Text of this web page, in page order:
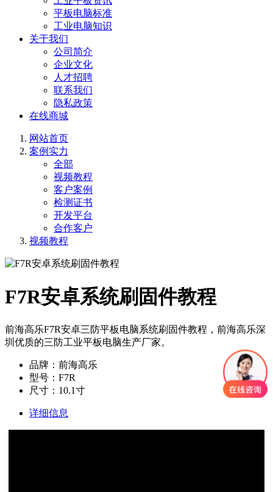
平板电脑标准
工业电脑知识
关于我们
公司简介
企业文化
人才招聘
联系我们
隐私政策
在线商城
网站首页
案例实力
全部
视频教程
客户案例
检测证书
开发平台
合作客户
视频教程
F7R安卓系统刷固件教程
前海高乐F7R安卓三防平板电脑系统刷固件教程，前海高乐深
圳优质的三防工业平板电脑生产厂家。
品牌：前海高乐
型号：F7R
尺寸：10.1寸
详细信息